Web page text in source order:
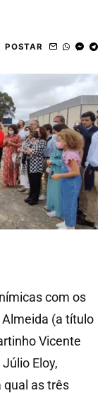
POSTAR
com os
Almeida (a título
Vicente
Eloy,
qual as três